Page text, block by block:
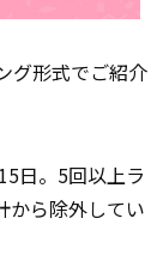
グ形式でご紹介
日。5回以上ラ
から除外してい